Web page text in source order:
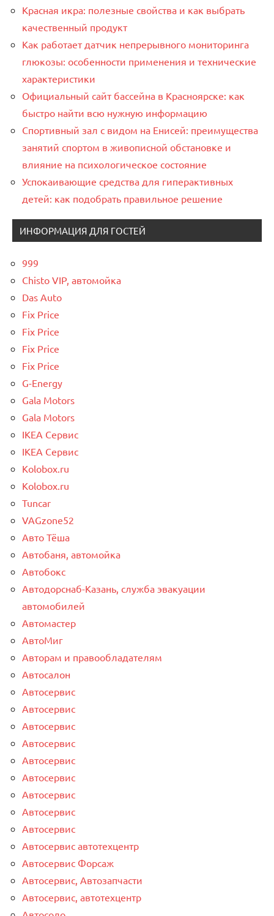
Красная икра: полезные свойства и как выбрать
качественный продукт
Как работает датчик непрерывного мониторинга
глюкозы: особенности применения и технические
характеристики
Официальный сайт бассейна в Красноярске: как
быстро найти всю нужную информацию
Спортивный зал с видом на Енисей: преимущества
занятий спортом в живописной обстановке и
влияние на психологическое состояние
Успокаивающие средства для гиперактивных
детей: как подобрать правильное решение
ИНФОРМАЦИЯ ДЛЯ ГОСТЕЙ
999
Chisto VIP, автомойка
Das Auto
Fix Price
Fix Price
Fix Price
Fix Price
G-Energy
Gala Motors
Gala Motors
IKEA Сервис
IKEA Сервис
Kolobox.ru
Kolobox.ru
Tuncar
VAGzone52
Авто Тёша
Автобаня, автомойка
Автобокс
Автодорснаб-Казань, служба эвакуации
автомобилей
Автомастер
АвтоМиг
Авторам и правообладателям
Автосалон
Автосервис
Автосервис
Автосервис
Автосервис
Автосервис
Автосервис
Автосервис
Автосервис
Автосервис
Автосервис автотехцентр
Автосервис Форсаж
Автосервис, Автозапчасти
Автосервис, автотехцентр